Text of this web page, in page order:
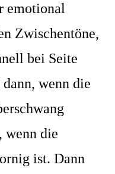
emotional
Zwischentöne,
bei Seite
wenn die
wenn die
ist. Dann